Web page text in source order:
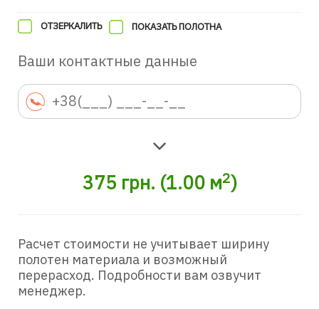
ОТЗЕРКАЛИТЬ ПОКАЗАТЬ ПОЛОТНА
Ваши контактные данные
375 грн. (1.00м2)
Расчет стоимости не учитывает ширину
полотен материала и возможный
перерасход. Подробности вам озвучит
менеджер.